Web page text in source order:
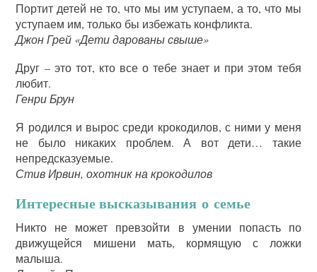
Портит детей не то, что мы им уступаем, а то, что мы
уступаем им, только бы избежать конфликта.
Джон Грей «Дети дарованы свыше»
Друг – это тот, кто все о тебе знает и при этом тебя
любит.
Генри Брун
Я родился и вырос среди крокодилов, с ними у меня
не было никаких проблем. А вот дети… такие
непредсказуемые.
Стив Ирвин, охотник на крокодилов
Интересные высказывания о семье
Никто не может превзойти в умении попасть по
движущейся мишени мать, кормящую с ложки
малыша.